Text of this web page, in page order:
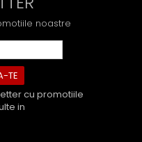
noastre
cu promotiile
in